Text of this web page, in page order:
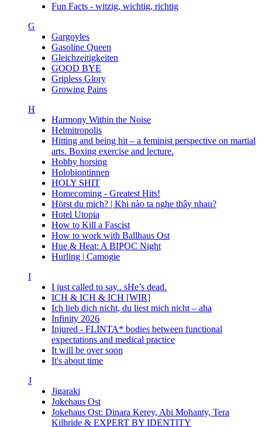
Fun Facts - witzig, wichtig, richtig
G
Gargoyles
Gasoline Queen
Gleichzeitigkeiten
GOOD BYE
Gripless Glory
Growing Pains
H
Harmony Within the Noise
Helmitropolis
Hitting and being hit – a feminist perspective on martial
arts. Boxing exercise and lecture.
Hobby horsing
Holobiontinnen
HOLY SHIT
Homecoming - Greatest Hits!
Hörst du mich? | Khi nào ta nghe thây nhau?
Hotel Utopia
How to Kill a Fascist
How to work with Ballhaus Ost
Hue & Heat: A BIPOC Night
Hurling | Camogie
I
I just called to say.. sHe’s dead.
ICH & ICH & ICH [WIR]
Ich lieb dich nicht, du liest mich nicht – aha
Infinity 2026
Injured - FLINTA* bodies between functional
expectations and medical practice
It will be over soon
It's about time
J
Jigaraki
Jokehaus Ost
Jokehaus Ost: Dinara Kerey, Abi Mohanty, Tera
Kilbride & EXPERT BY IDENTITY